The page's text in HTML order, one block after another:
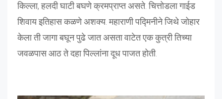
किल्ला, हलदी घाटी बघणे क्रमप्राप्त असते. चित्तोडला गाईड
शिवाय इतिहास कळणे अशक्य. महाराणी पद्मिनीने जिथे जोहार
केला ती जागा बघून पुढे जात असता वाटेत एक कुत्री तिच्या
जवळपास आठ ते दहा पिल्लांना दूध पाजत होती.